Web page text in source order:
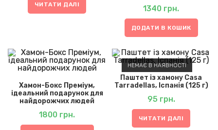
ЧИТАТИ ДАЛІ 1340 грн.
ДОДАТИ В КОШИК
Хамон-Бокс Преміум,
ідеальний подарунок для
найдорожчих людей
1800 грн.
НЕМАЄ В НАЯВНОСТІ
Паштет із хамону Casa
Tarradellas, Іспанія (125 г)
95 грн.
ЧИТАТИ ДАЛІ